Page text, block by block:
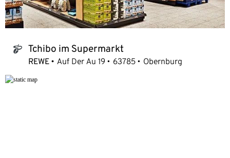
tchibo_logo Tchibo im Supermarkt
REWE Auf Der Au 19 63785 Obernburg